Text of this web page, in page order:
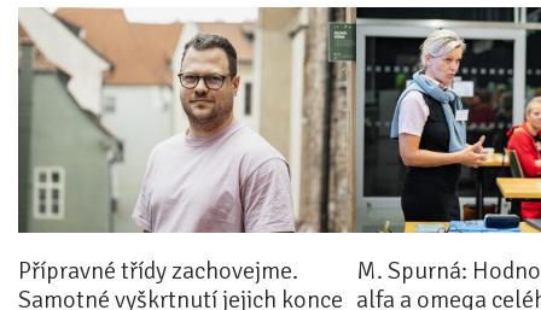
Přípravné třídy zachovejme.
Samotné vyškrtnutí jejich konce
M. Spurná:
alfa a omega